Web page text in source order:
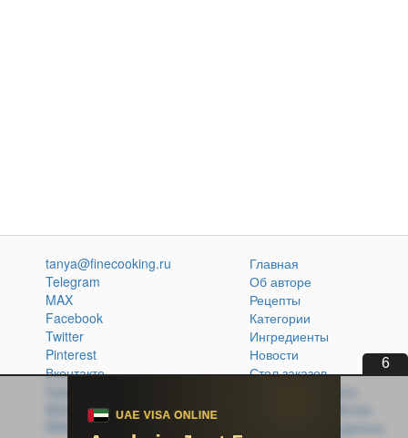
5
tanya@finecooking.ru
Telegram
MAX
Facebook
Twitter
Pinterest
Вконтакте
Одноклассники
Главная
Об авторе
Рецепты
Категории
Ингредиенты
Новости
Стол заказов
Кулинарная книга
Политика обработки
персональных данных